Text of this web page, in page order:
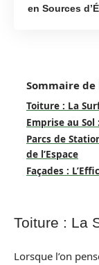
en Sources
Sommaire
Toiture : La
Emprise au
Parcs de
de l’Espace
Façades :
Toiture : La
Lorsque l’on